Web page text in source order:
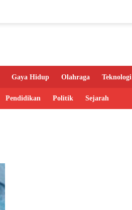
Gaya Hidup Olahraga Teknologi
Pendidikan Politik Sejarah